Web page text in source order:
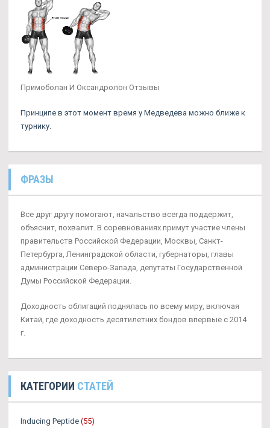
Примоболан И Оксандролон Отзывы
Принципе в этот момент время у Медведева можно ближе к
турнику.
ФРАЗЫ
Все друг другу помогают, начальство всегда поддержит,
объяснит, похвалит. В соревнованиях примут участие члены
правительств Российской Федерации, Москвы, Санкт-
Петербурга, Ленинградской области, губернаторы, главы
администрации Северо-Запада, депутаты Государственной
Думы Российской Федерации.
Доходность облигаций поднялась по всему миру, включая
Китай, где доходность десятилетних бондов впервые с 2014
г.
КАТЕГОРИИ СТАТЕЙ
Inducing Peptide (55)